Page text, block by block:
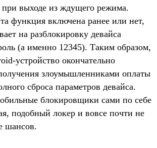
выходе из ждущего режима.
функция включена ранее или нет,
на разблокировку девайса
(а именно 12345). Таким образом,
устройство окончательно
злоумышленниками оплаты
сброса параметров девайса.
блокировщики сами по себе
подобный локер и вовсе почти не
шансов.